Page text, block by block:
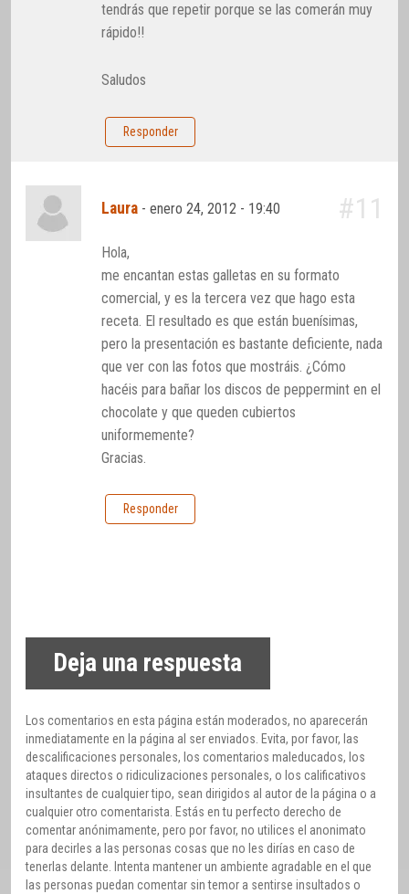
tendrás que repetir porque se las comerán muy
rápido!!
Saludos
Responder
Laura -enero 24, 2012 - 19:40 #11
Hola,
me encantan estas galletas en su formato
comercial, y es la tercera vez que hago esta
receta. El resultado es que están buenísimas,
pero la presentación es bastante deficiente, nada
que ver con las fotos que mostráis. ¿Cómo
hacéis para bañar los discos de peppermint en el
chocolate y que queden cubiertos
uniformemente?
Gracias.
Responder
Deja una respuesta
Los comentarios en esta página están moderados, no aparecerán
inmediatamente en la página al ser enviados. Evita, por favor, las
descalificaciones personales, los comentarios maleducados, los
ataques directos o ridiculizaciones personales, o los calificativos
insultantes de cualquier tipo, sean dirigidos al autor de la página o a
cualquier otro comentarista. Estás en tu perfecto derecho de
comentar anónimamente, pero por favor, no utilices el anonimato
para decirles a las personas cosas que no les dirías en caso de
tenerlas delante. Intenta mantener un ambiente agradable en el que
las personas puedan comentar sin temor a sentirse insultados o